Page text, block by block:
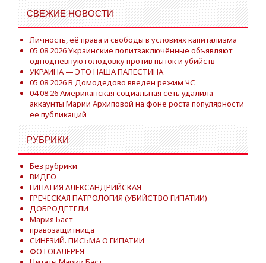
СВЕЖИЕ НОВОСТИ
Личность, её права и свободы в условиях капитализма
05 08 2026 Украинские политзаключённые объявляют
однодневную голодовку против пыток и убийств
УКРАИНА — ЭТО НАША ПАЛЕСТИНА
05 08 2026 В Домодедово введен режим ЧС
04.08.26 Американская социальная сеть удалила
аккаунты Марии Архиповой на фоне роста популярности
ее публикаций
РУБРИКИ
Без рубрики
ВИДЕО
ГИПАТИЯ АЛЕКСАНДРИЙСКАЯ
ГРЕЧЕСКАЯ ПАТРОЛОГИЯ (УБИЙСТВО ГИПАТИИ)
ДОБРОДЕТЕЛИ
Мария Баст
правозащитница
СИНЕЗИЙ. ПИСЬМА О ГИПАТИИ
ФОТОГАЛЕРЕЯ